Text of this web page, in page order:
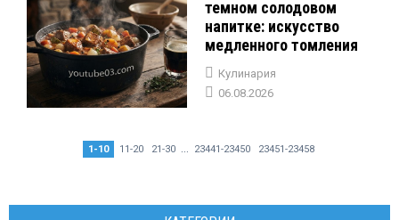
темном солодовом
напитке: искусство
медленного томления
Кулинария
06.08.2026
1-10 11-20 21-30 23441-23450 23451-23458